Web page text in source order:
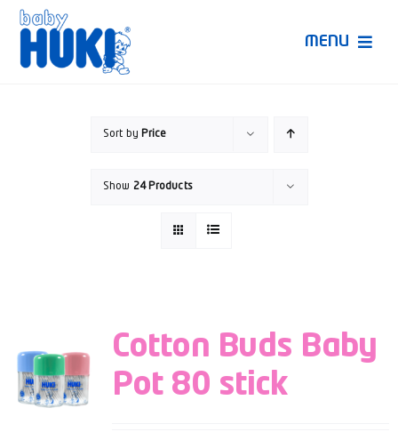
Skip
content
MENU
Sort by Price
Show 24 Products
Cotton Buds Baby
Pot 80 stick